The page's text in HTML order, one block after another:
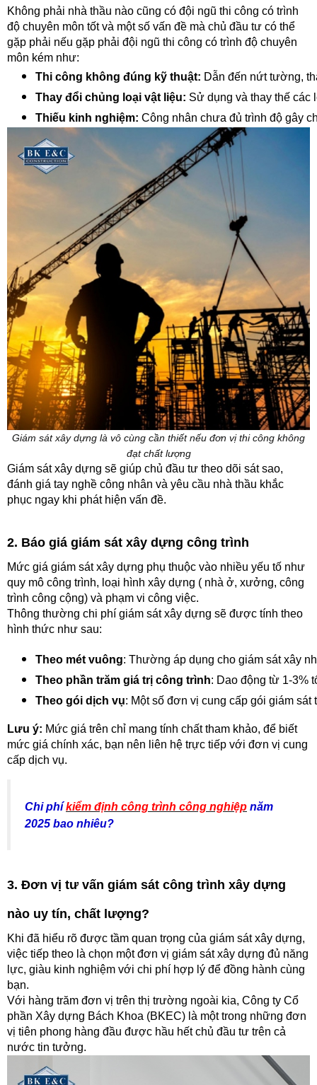
Không phải nhà thầu nào cũng có đội ngũ thi công có trình
độ chuyên môn tốt và một số vấn đề mà chủ đầu tư có thể
gặp phải nếu gặp phải đội ngũ thi công có trình độ chuyên
môn kém như:
Thi công không đúng kỹ thuật: Dẫn đến nứt tường,
Thay đổi chủng loại vật liệu: Sử dụng và thay thế các
Thiếu kinh nghiệm: Công nhân chưa đủ trình độ gây
Giám sát xây dựng là vô cùng cần thiết nếu đơn vị thi công không
đạt chất lượng
Giám sát xây dựng sẽ giúp chủ đầu tư theo dõi sát sao,
đánh giá tay nghề công nhân và yêu cầu nhà thầu khắc
phục ngay khi phát hiện vấn đề.
2. Báo giá giám sát xây dựng công trình
Mức giá giám sát xây dựng phụ thuộc vào nhiều yếu tố như
quy mô công trình, loại hình xây dựng ( nhà ở, xưởng, công
trình công cộng) và phạm vi công việc.
Thông thường chi phí giám sát xây dựng sẽ được tính theo
hình thức như sau:
Theo mét vuông: Thường áp dụng cho giám sát xây
Theo phần trăm giá trị công trình: Dao động từ 1-3%
Theo gói dịch vụ: Một số đơn vị cung cấp gói giám
Lưu ý: Mức giá trên chỉ mang tính chất tham khảo, để biết
mức giá chính xác, bạn nên liên hệ trực tiếp với đơn vị cung
cấp dịch vụ.
Chi phíkiểm định công trình công nghiệp năm
2025 bao nhiêu?
3. Đơn vị tư vấn giám sát công trình xây dựng
nào uy tín, chất lượng?
Khi đã hiểu rõ được tầm quan trọng của giám sát xây dựng,
việc tiếp theo là chọn một đơn vị giám sát xây dựng đủ năng
lực, giàu kinh nghiệm với chi phí hợp lý để đồng hành cùng
bạn.
Với hàng trăm đơn vị trên thị trường ngoài kia, Công ty Cổ
phần Xây dựng Bách Khoa (BKEC) là một trong những đơn
vị tiên phong hàng đầu được hầu hết chủ đầu tư trên cả
nước tin tưởng.